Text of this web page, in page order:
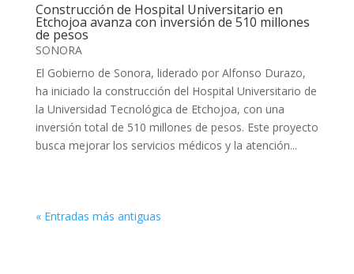
Construcción de Hospital Universitario en
Etchojoa avanza con inversión de 510 millones
de pesos
SONORA
El Gobierno de Sonora, liderado por Alfonso Durazo,
ha iniciado la construcción del Hospital Universitario de
la Universidad Tecnológica de Etchojoa, con una
inversión total de 510 millones de pesos. Este proyecto
busca mejorar los servicios médicos y la atención...
« Entradas más antiguas